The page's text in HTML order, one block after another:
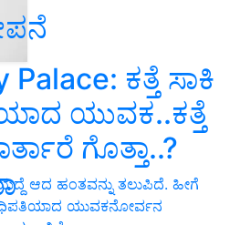
ಕತ್ತೆ ಸಾಕಿ
ಯುವಕ..ಕತ್ತೆ
ಗೊತ್ತಾ..?
ಆದ ಹಂತವನ್ನು ತಲುಪಿದೆ. ಹೀಗೆ
ಯುವಕನೋರ್ವನ